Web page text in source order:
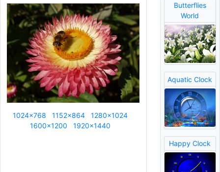
1024x768 1152x864
1280x1024
1600x1200
1920x1440
Butterflies
World
Aquatic Clock
Happy Clock